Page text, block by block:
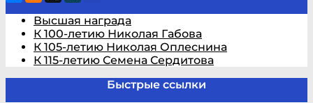
Высшая награда
К 100-летию Николая Габова
К 105-летию Николая Оплеснина
К 115-летию Семена Сердитова
Быстрые ссылки